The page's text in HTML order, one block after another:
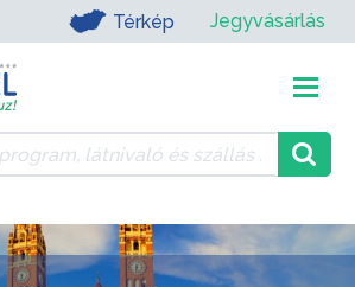
Térkép Jegyvásárlás